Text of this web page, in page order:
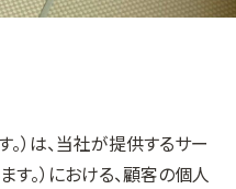
。）は、当社が提供するサー
す。）における、顧客の個人